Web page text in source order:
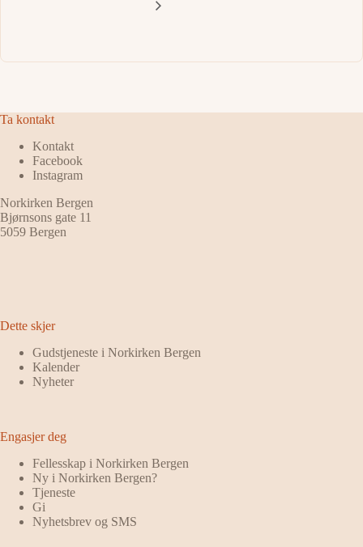
Ta kontakt
Kontakt
Facebook
Instagram
Norkirken Bergen
Bjørnsons gate 11
5059 Bergen
Dette skjer
Gudstjeneste i Norkirken Bergen
Kalender
Nyheter
Engasjer deg
Fellesskap i Norkirken Bergen
Ny i Norkirken Bergen?
Tjeneste
Gi
Nyhetsbrev og SMS